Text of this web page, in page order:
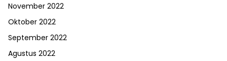
November 2022
Oktober 2022
September 2022
Agustus 2022